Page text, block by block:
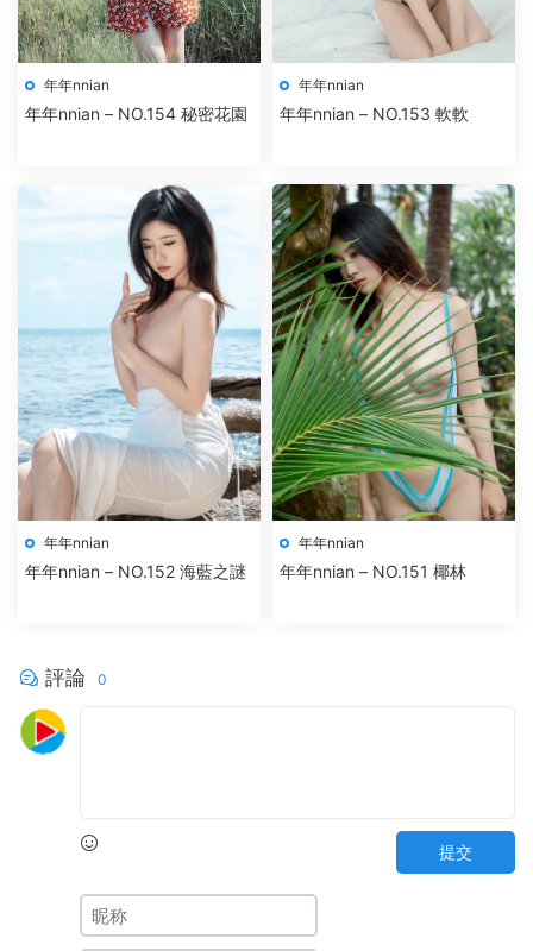
年年nnian
年年nnian – NO.154 秘密花園
年年nnian
年年nnian – NO.153 軟軟
年年nnian
年年nnian – NO.152 海藍之謎
年年nnian
年年nnian – NO.151 椰林
評論 0
提交